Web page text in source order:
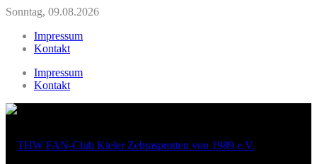
Sonntag, 09.08.2026
Impressum
Kontakt
Impressum
Kontakt